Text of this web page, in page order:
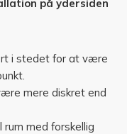
på ydersiden
i stedet for at være
mere diskret end
med forskellig